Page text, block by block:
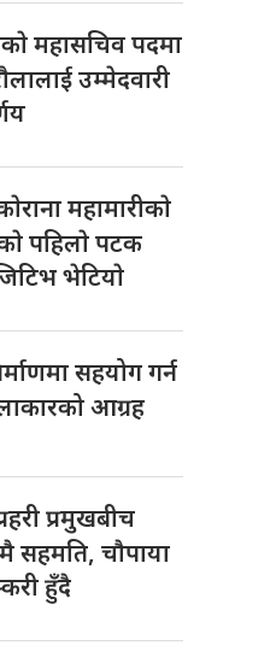
महासचिव पदमा
उम्मेदवारी
महामारीकाे
पहिलाे पटक
भेटियाे
सहयोग गर्न
आग्रह
प्रमुखबीच
सहमति, चाैपाया
हुँदै